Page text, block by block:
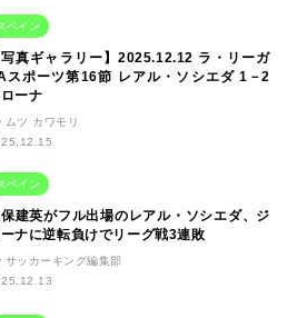
ペイン
写真ギャラリー】2025.12.12 ラ・リーガ
スポーツ第16節 レアル・ソシエダ 1－2
ーナ
ムツ カワモリ
ペイン
建英がフル出場のレアル・ソシエダ、ジ
ーナに逆転負けでリーグ戦3連敗
サッカーキング編集部